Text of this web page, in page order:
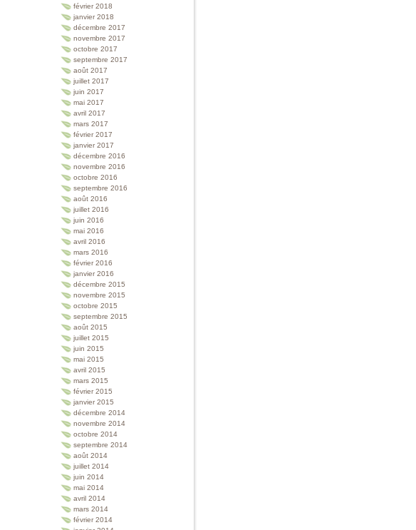
février 2018
janvier 2018
décembre 2017
novembre 2017
octobre 2017
septembre 2017
août 2017
juillet 2017
juin 2017
mai 2017
avril 2017
mars 2017
février 2017
janvier 2017
décembre 2016
novembre 2016
octobre 2016
septembre 2016
août 2016
juillet 2016
juin 2016
mai 2016
avril 2016
mars 2016
février 2016
janvier 2016
décembre 2015
novembre 2015
octobre 2015
septembre 2015
août 2015
juillet 2015
juin 2015
mai 2015
avril 2015
mars 2015
février 2015
janvier 2015
décembre 2014
novembre 2014
octobre 2014
septembre 2014
août 2014
juillet 2014
juin 2014
mai 2014
avril 2014
mars 2014
février 2014